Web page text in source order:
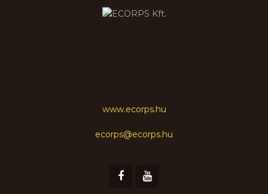
www.ecorps.hu
ecorps@ecorps.hu